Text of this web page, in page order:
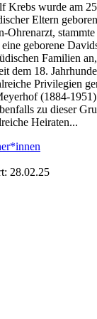
Krebs wurde am
Eltern
Ohrenarzt,
geborene
Familien
dem 18.
Privilegien
(1884-
zu dieser
Heiraten...
28.02.25